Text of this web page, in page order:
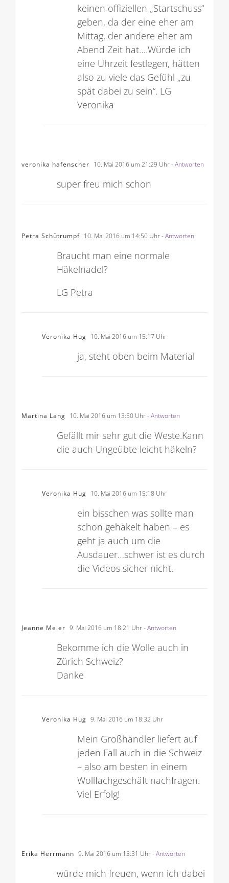
keinen offiziellen „Startschuss“
geben, da der eine eher am
Mittag, der andere eher am
Abend Zeit hat….Würde ich
eine Uhrzeit festlegen, hätten
also zu viele das Gefühl „zu
spät dabei zu sein“. LG
Veronika
veronika hafenscher 10. Mai 2016 um 21:29 Uhr- Antworten
super freu mich schon
Petra Schütrumpf 10. Mai 2016 um 14:50 Uhr- Antworten
Braucht man eine normale
Häkelnadel?
LG Petra
Veronika Hug 10. Mai 2016 um 15:17 Uhr
ja, steht oben beim Material
Martina Lang 10. Mai 2016 um 13:50 Uhr- Antworten
Gefällt mir sehr gut die Weste.Kann
die auch Ungeübte leicht häkeln?
Veronika Hug 10. Mai 2016 um 15:18 Uhr
ein bisschen was sollte man
schon gehäkelt haben – es
geht ja auch um die
Ausdauer…schwer ist es durch
die Videos sicher nicht.
Jeanne Meier 9. Mai 2016 um 18:21 Uhr- Antworten
Bekomme ich die Wolle auch in
Zürich Schweiz?
Danke
Veronika Hug 9. Mai 2016 um 18:32 Uhr
Mein Großhändler liefert auf
jeden Fall auch in die Schweiz
– also am besten in einem
Wollfachgeschäft nachfragen.
Viel Erfolg!
Erika Herrmann 9. Mai 2016 um 13:31 Uhr- Antworten
würde mich freuen, wenn ich dabei